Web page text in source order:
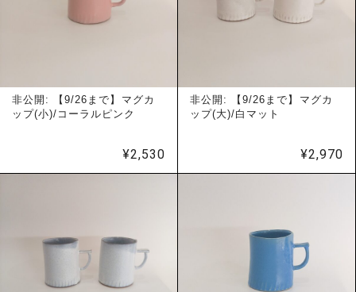
非公開: 【9/26まで】マグカ
ップ(小)/コーラルピンク
¥2,530
非公開: 【9/26まで】マグカ
ップ(大)/白マット
¥2,970